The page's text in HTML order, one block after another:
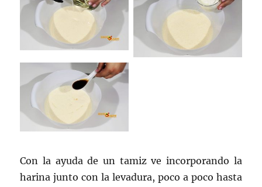
Con la ayuda de un tamiz ve incorporando la
harina junto con la levadura, poco a poco hasta